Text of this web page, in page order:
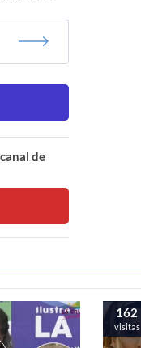
de
162
visitas